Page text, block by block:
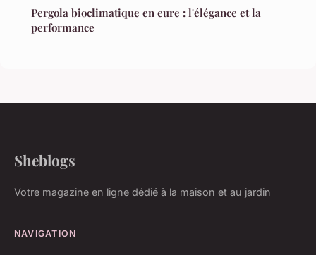
Pergola bioclimatique en eure : l'élégance et la
performance
Sheblogs
Votre magazine en ligne dédié à la maison et au jardin
NAVIGATION